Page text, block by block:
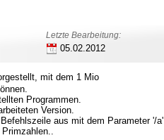
Letzte Bearbeitung:
05.02.2012
mit dem 1 Mio
Programmen.
Version.
aus mit dem Parameter '/